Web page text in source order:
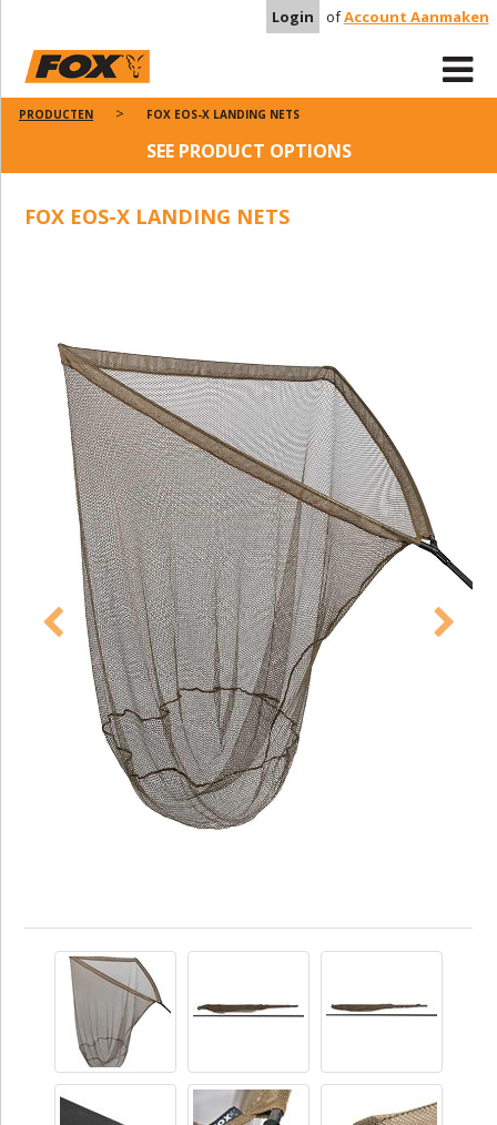
Login ofAccount Aanmaken
PRODUCTEN FOX EOS-X LANDING NETS
SEE PRODUCT OPTIONS
FOX EOS-X LANDING NETS